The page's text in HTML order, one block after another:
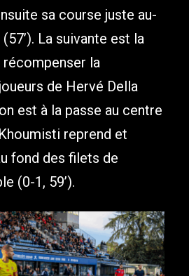
sa course juste au-
La suivante est la
la
de Hervé Della
est à la passe au centre
reprend et
fond des filets de
(0-1, 59’).